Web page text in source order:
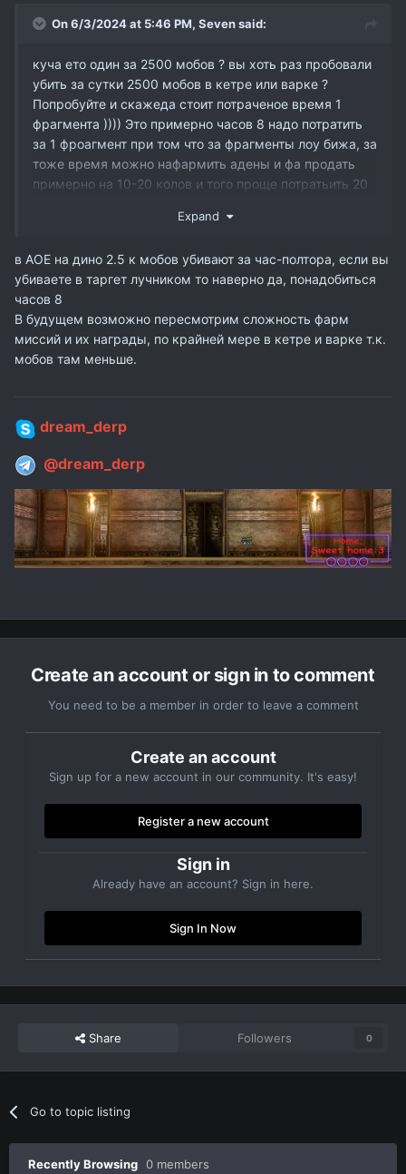
On 6/3/2024 at 5:46 PM, Sevensaid:
куча ето один за 2500 мобов ? вы хоть раз пробовали
убить за сутки 2500 мобов в кетре или варке ?
Попробуйте и скажеда стоит потраченое время 1
фрагмента )))) Это примерно часов 8 надо потратить
за 1 фроагмент при том что за фрагменты лоу бижа, за
тоже время можно нафармить адены и фа продать
примерно на 10-20 колов и того проще потратьить 20
какой смысл вообще было делать такой дейлик, если
епик фрагменты нужно добавлять в дроп мобам в
кетре и варке 5% с чемпов.
Expand
в АОЕ на дино 2.5 к мобов убивают за час-полтора, если вы
убиваете в таргет лучником то наверно да, понадобиться
часов 8
В будущем возможно пересмотрим сложность фарм
миссий и их награды, по крайней мере в кетре и варке т.к.
мобов там меньше.
dream_derp
@dream_derp
Create an account or sign in to comment
You need to be a member in order to leave a comment
Create an account
Sign up for a new account in our community. It's easy!
Register a new account
Sign in
Already have an account? Sign in here.
Sign In Now
Share Followers 0
Go to topic listing
Recently Browsing 0 members